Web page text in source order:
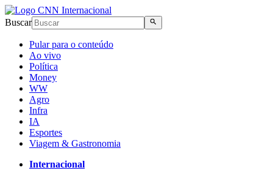
Buscar
Pular para o conteúdo
Ao vivo
Política
Money
WW
Agro
Infra
IA
Esportes
Viagem & Gastronomia
Internacional